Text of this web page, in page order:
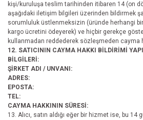
kişi/kuruluşa teslim tarihinden itibaren 14 (on
aşağıdaki iletişim bilgileri üzerinden bildirmek
sorumluluk üstlenmeksizin (üründe herhangi
kargo ücretini ödeyerek) ve hiçbir gerekçe
kullanmadan reddederek sözleşmeden cayma
12. SATICININ CAYMA HAKKI BİLDİRİMİ
BİLGİLERİ:
ŞİRKET ADI / UNVANI:
ADRES:
EPOSTA:
TEL:
CAYMA HAKKININ SÜRESİ:
13. Alıcı, satın aldığı eğer bir hizmet ise, bu